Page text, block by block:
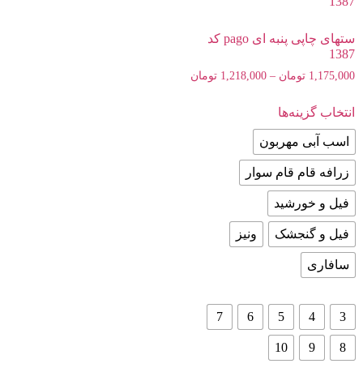
ستهای چاپی پنبه ای pago کد
1387
1,175,000 تومان –
1,218,000 تومان
انتخاب گزینه‌ها
اسب آبی مهربون
زرافه قام قام سوار
فیل و خورشید
فیل و گنجشک ونیز
سافاری
3
4
5
6
7
8
9
10